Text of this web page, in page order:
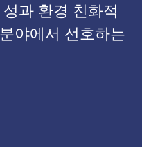
과 환경 친화적
야에서 선호하는